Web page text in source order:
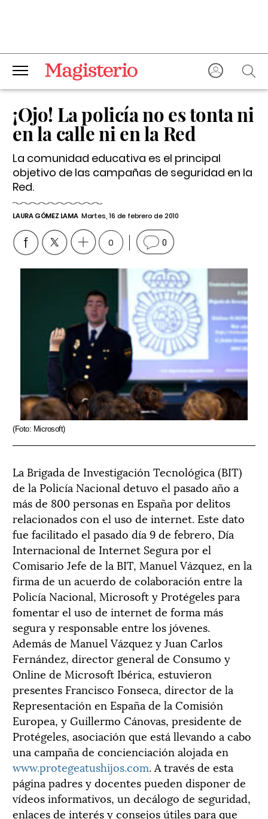
¡Ojo! La policía no es tonta ni
en la calle ni en la Red
La comunidad educativa es el principal
objetivo de las campañas de seguridad en la
Red.
LAURA GÓMEZ LAMA Martes, 16 de febrero de 2010
0 0
(Foto: Microsoft)
La Brigada de Investigación Tecnológica (BIT)
de la Policía Nacional detuvo el pasado año a
más de 800 personas en España por delitos
relacionados con el uso de internet. Este dato
fue facilitado el pasado día 9 de febrero, Día
Internacional de Internet Segura por el
Comisario Jefe de la BIT, Manuel Vázquez, en la
firma de un acuerdo de colaboración entre la
Policía Nacional, Microsoft y Protégeles para
fomentar el uso de internet de forma más
segura y responsable entre los jóvenes.
Además de Manuel Vázquez y Juan Carlos
Fernández, director general de Consumo y
Online de Microsoft Ibérica, estuvieron
presentes Francisco Fonseca, director de la
Representación en España de la Comisión
Europea, y Guillermo Cánovas, presidente de
Protégeles, asociación que está llevando a cabo
una campaña de concienciación alojada en
www.protegeatushijos.com. A través de esta
página padres y docentes pueden disponer de
vídeos informativos, un decálogo de seguridad,
enlaces de interés y consejos útiles para que